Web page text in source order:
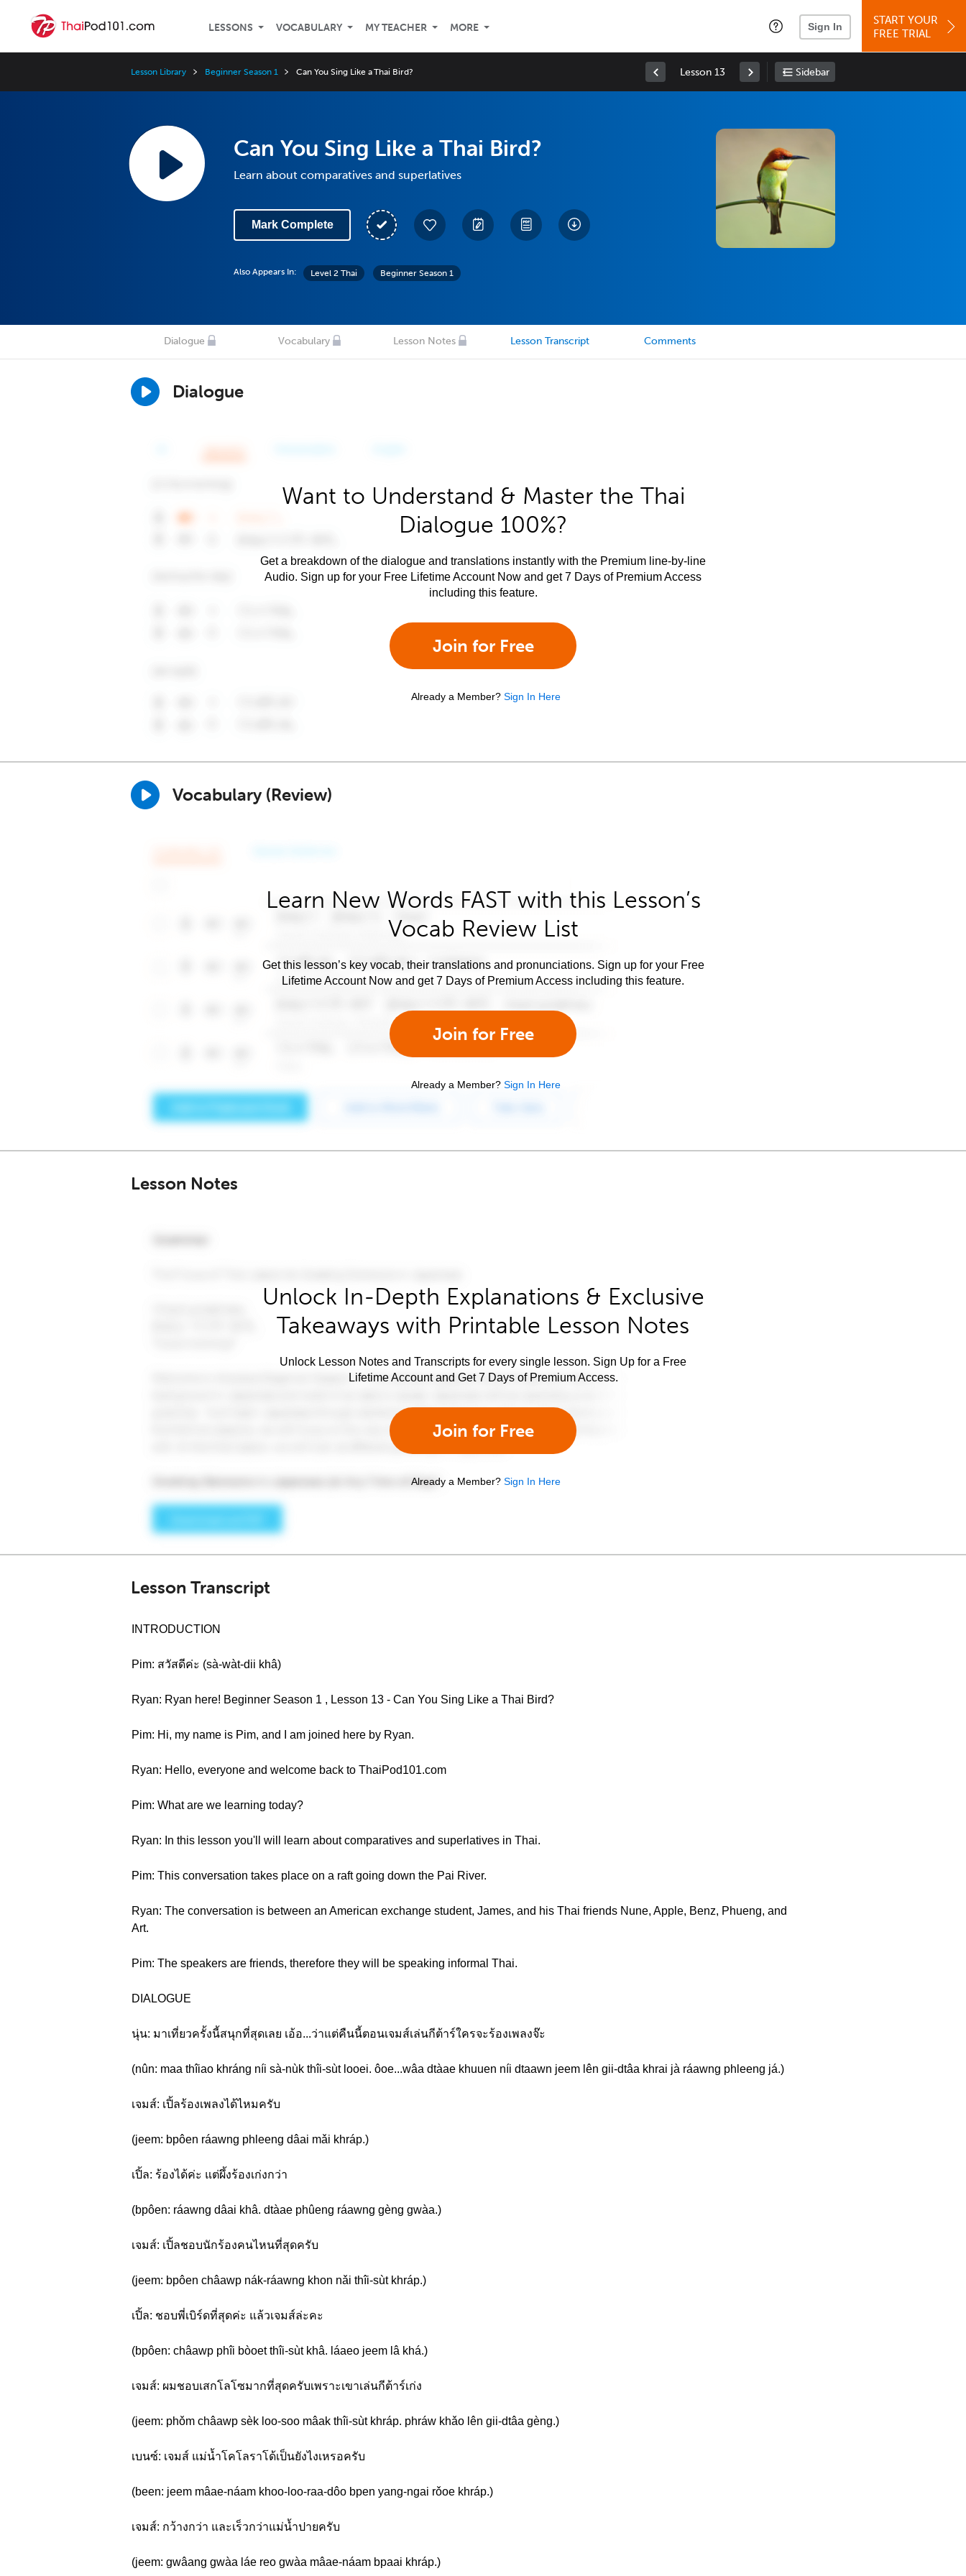
LESSONS VOCABULARY MY TEACHER MORE Sign In
START YOUR
FREE TRIAL
Lesson Library Beginner Season 1 Can You Sing Like a Thai Bird? Lesson 13 Sidebar
Can You Sing Like a Thai Bird?
Learn about comparatives and superlatives
Mark Complete
Also Appears In: Level 2 Thai Beginner Season 1
Dialogue Vocabulary Lesson Notes Lesson Transcript Comments
Dialogue
Want to Understand & Master the Thai
Dialogue 100%?
Get a breakdown of the dialogue and translations instantly with the Premium line-by-line
Audio. Sign up for your Free Lifetime Account Now and get 7 Days of Premium Access
including this feature.
Join for Free
Already a Member? Sign In Here
Vocabulary (Review)
Learn New Words FAST with this Lesson’s
Vocab Review List
Get this lesson’s key vocab, their translations and pronunciations. Sign up for your Free
Lifetime Account Now and get 7 Days of Premium Access including this feature.
Join for Free
Already a Member? Sign In Here
Lesson Notes
Unlock In-Depth Explanations & Exclusive
Takeaways with Printable Lesson Notes
Unlock Lesson Notes and Transcripts for every single lesson. Sign Up for a Free
Lifetime Account and Get 7 Days of Premium Access.
Join for Free
Already a Member? Sign In Here
Lesson Transcript
INTRODUCTION
Pim: สวัสดีค่ะ (sà-wàt-dii khâ)
Ryan: Ryan here! Beginner Season 1 , Lesson 13 - Can You Sing Like a Thai Bird?
Pim: Hi, my name is Pim, and I am joined here by Ryan.
Ryan: Hello, everyone and welcome back to ThaiPod101.com
Pim: What are we learning today?
Ryan: In this lesson you'll will learn about comparatives and superlatives in Thai.
Pim: This conversation takes place on a raft going down the Pai River.
Ryan: The conversation is between an American exchange student, James, and his Thai friends Nune, Apple, Benz, Phueng, and
Art.
Pim: The speakers are friends, therefore they will be speaking informal Thai.
DIALOGUE
นุ่น: มาเที่ยวครั้งนี้สนุกที่สุดเลย เอ้อ...ว่าแต่คืนนี้ตอนเจมส์เล่นกีต้าร์ใครจะร้องเพลงจ๊ะ
(nûn: maa thîiao khráng níi sà-nùk thîi-sùt looei. ôoe...wâa dtàae khuuen níi dtaawn jeem lên gii-dtâa khrai jà ráawng phleeng já.)
เจมส์: เปิ้ลร้องเพลงได้ไหมครับ
(jeem: bpôen ráawng phleeng dâai mǎi khráp.)
เปิ้ล: ร้องได้ค่ะ แต่ผึ้งร้องเก่งกว่า
(bpôen: ráawng dâai khâ. dtàae phûeng ráawng gèng gwàa.)
เจมส์: เปิ้ลชอบนักร้องคนไหนที่สุดครับ
(jeem: bpôen châawp nák-ráawng khon nǎi thîi-sùt khráp.)
เปิ้ล: ชอบพี่เบิร์ดที่สุดค่ะ แล้วเจมส์ล่ะคะ
(bpôen: châawp phîi bòoet thîi-sùt khâ. láaeo jeem lâ khá.)
เจมส์: ผมชอบเสกโลโซมากที่สุดครับเพราะเขาเล่นกีต้าร์เก่ง
(jeem: phǒm châawp sèk loo-soo mâak thîi-sùt khráp. phráw khǎo lên gii-dtâa gèng.)
เบนซ์: เจมส์ แม่น้ำโคโลราโด้เป็นยังไงเหรอครับ
(been: jeem mâae-náam khoo-loo-raa-dôo bpen yang-ngai rǒoe khráp.)
เจมส์: กว้างกว่า และเร็วกว่าแม่น้ำปายครับ
(jeem: gwâang gwàa láe reo gwàa mâae-náam bpaai khráp.)